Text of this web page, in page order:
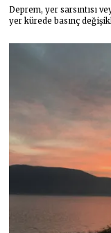
Deprem, yer sarsıntısı
yer kürede basınç